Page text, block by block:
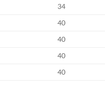
34
40
40
40
40